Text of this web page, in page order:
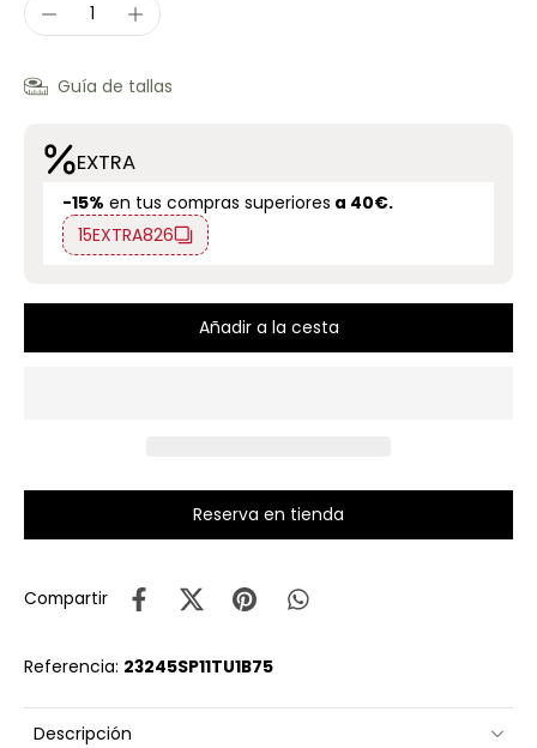
Guía de tallas
EXTRA
-15% en tus compras superiores a 40€.
15EXTRA826
Añadir a la cesta
Reserva en tienda
Compartir
Referencia: 23245SP11TU1B75
Descripción